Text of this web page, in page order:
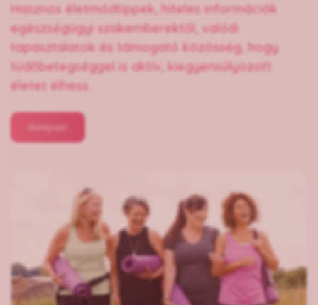
Hasznos életmódtippek, hiteles információk
egészségügyi szakemberektől, valódi
tapasztalatok és támogató közösség, hogy
tüdőbetegséggel is aktív, kiegyensúlyozott
életet élhess.
Belépek!